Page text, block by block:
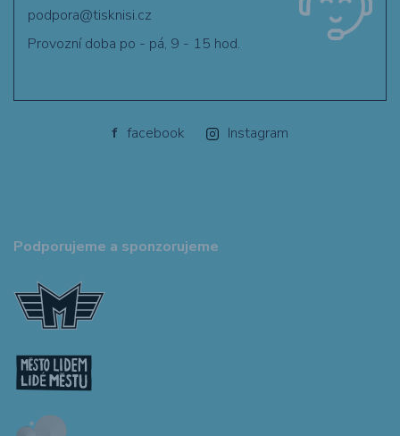
podpora@tisknisi.cz
Provozní doba po - pá, 9 - 15 hod.
f facebook Instagram
Podporujeme a sponzorujeme